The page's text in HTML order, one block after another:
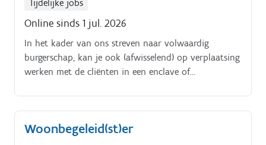
Tijdelijke jobs
Online sinds 1 jul. 2026
In het kader van ons streven naar volwaardig
burgerschap, kan je ook (afwisselend) op verplaatsing
werken met de cliënten in een enclave of
Werkbegeleiding: aanbieden van zinvol werk en
variatie; nagaan van interesses en mogelijkheden;
aanleren en trainen van taken; zoeken naar
Woonbegeleid(st)er